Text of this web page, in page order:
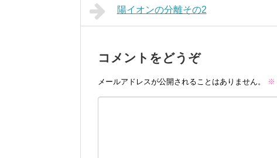
陽イオンの分離その2
コメントをどうぞ
メールアドレスが公開されることはありません。 ※